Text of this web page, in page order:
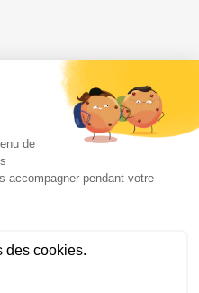
für Garantierte Bewertungen,